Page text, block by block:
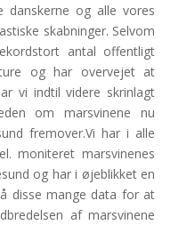
og alle vores
skabninger. Selvom
antal offentligt
og har overvejet at
vi indtil videre skrinlagt
om marsvinene nu
fremover.Vi har i alle
moniteret marsvinenes
og har i øjeblikket en
disse mange data for at
af marsvinene